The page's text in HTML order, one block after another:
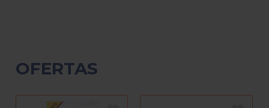
OFERTAS